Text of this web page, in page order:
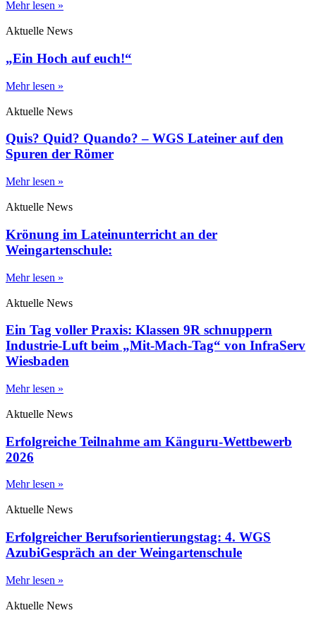
Mehr lesen »
Aktuelle News
„Ein Hoch auf euch!“
Mehr lesen »
Aktuelle News
Quis? Quid? Quando? – WGS Lateiner auf den
Spuren der Römer
Mehr lesen »
Aktuelle News
Krönung im Lateinunterricht an der
Weingartenschule:
Mehr lesen »
Aktuelle News
Ein Tag voller Praxis: Klassen 9R schnuppern
Industrie-Luft beim „Mit-Mach-Tag“ von InfraServ
Wiesbaden
Mehr lesen »
Aktuelle News
Erfolgreiche Teilnahme am Känguru-Wettbewerb
2026
Mehr lesen »
Aktuelle News
Erfolgreicher Berufsorientierungstag: 4. WGS
AzubiGespräch an der Weingartenschule
Mehr lesen »
Aktuelle News